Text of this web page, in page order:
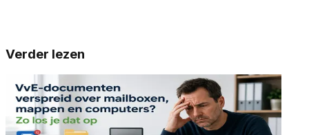
Verder lezen